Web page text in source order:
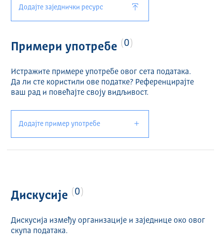
Додајте заједнички ресурс
Примери употребе 0
Истражите примере употребе овог сета података.
Да ли сте користили ове податке? Референцирајте
ваш рад и повећајте своју видљивост.
Додајте пример употребе
Дискусије 0
Дискусија између организације и заједнице око овог
скупа података.